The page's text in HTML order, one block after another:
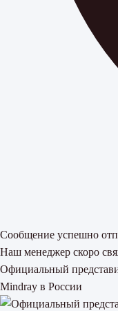
Сообщение успешно
Наш менеджер скоро
Официальный
Mindray в России